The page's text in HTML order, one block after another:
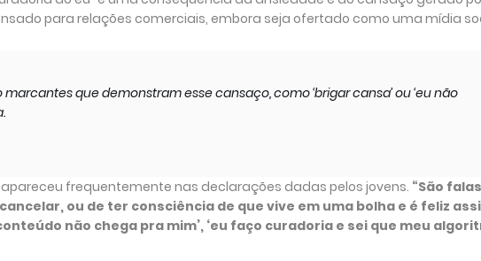
para relações comerciais, embora seja ofertado como uma mídia
que demonstram esse cansaço, como ‘brigar cansa’ ou ‘eu não
frequentemente nas declarações dadas pelos jovens. “São falas
ou de ter consciência de que vive em uma bolha e é feliz
não chega pra mim’, ‘eu faço curadoria e sei que meu